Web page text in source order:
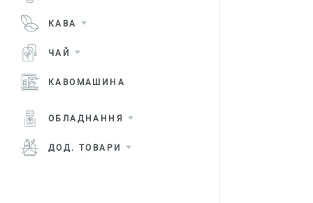
КАВА
ЧАЙ
КАВОМАШИНА
ОБЛАДНАННЯ
ДОД. ТОВАРИ